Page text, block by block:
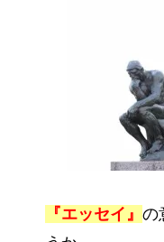
『エッセイ』 の